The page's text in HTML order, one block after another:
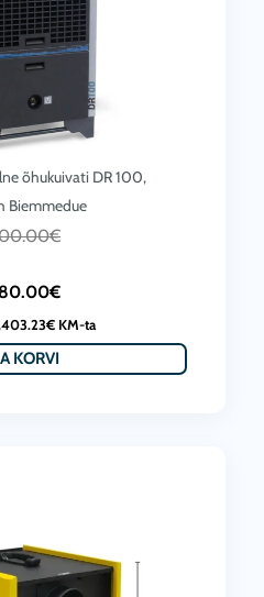
õhukuivati DR 100,
Biemmedue
€
A
g
n
e
l
i
€
€KM-ta
KORVI